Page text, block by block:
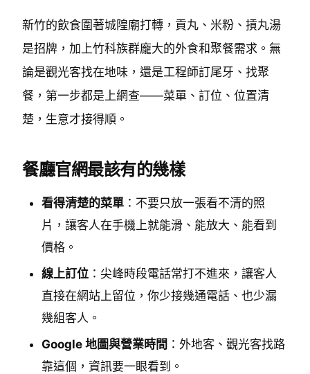
新竹的飲食圍著城隍廟打轉，貢丸、米粉、摃丸湯
是招牌，加上竹科族群龐大的外食和聚餐需求。無
論是觀光客找在地味，還是工程師訂尾牙、找聚
餐，第一步都是上網查——菜單、訂位、位置清
楚，生意才接得順。
餐廳官網最該有的幾樣
看得清楚的菜單 ：不要只放一張看不清的照
片，讓客人在手機上就能滑、能放大、能看到
價格。
線上訂位 ：尖峰時段電話常打不進來，讓客人
直接在網站上留位，你少接幾通電話、也少漏
幾組客人。
Google 地圖與營業時間 ：外地客、觀光客找路
靠這個，資訊要一眼看到。